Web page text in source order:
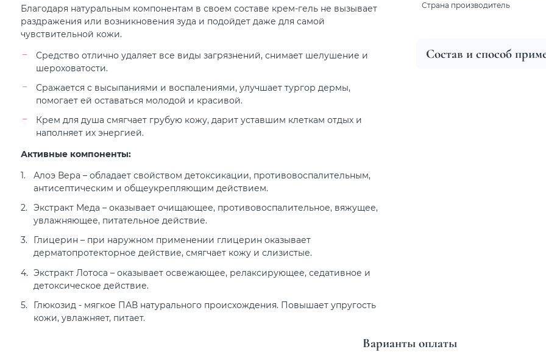
Благодаря натуральным компонентам в своем составе крем-гель не вызывает
раздражения или возникновения зуда и подойдет даже для самой
чувствительной кожи.
Средство отлично удаляет все виды загрязнений, снимает шелушение и
шероховатости.
Сражается с высыпаниями и воспалениями, улучшает тургор дермы,
помогает ей оставаться молодой и красивой.
Крем для душа смягчает грубую кожу, дарит уставшим клеткам отдых и
наполняет их энергией.
Активные компоненты:
Алоэ Вера – обладает свойством детоксикации, противовоспалительным,
антисептическим и общеукрепляющим действием.
Экстракт Меда – оказывает очищающее, противовоспалительное, вяжущее,
увлажняющее, питательное действие.
Глицерин – при наружном применении глицерин оказывает
дерматопротекторное действие, смягчает кожу и слизистые.
Экстракт Лотоса – оказывает освежающее, релаксирующее, седативное и
детоксическое действие.
Глюкозид - мягкое ПАВ натурального происхождения. Повышает упругость
кожи, увлажняет, питает.
Состав и способ
Страна производитель
Варианты оплаты